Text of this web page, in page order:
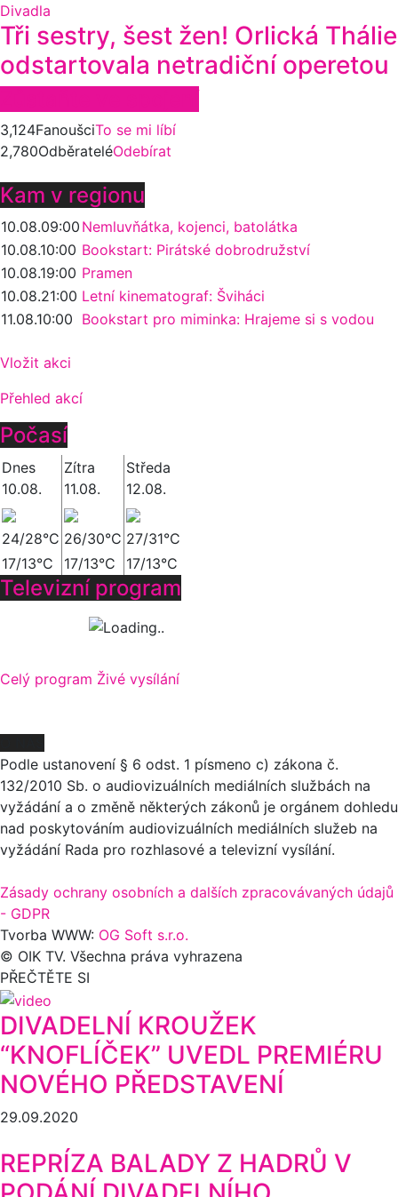
Divadla
Tři sestry, šest žen! Orlická Thálie
odstartovala netradiční operetou
3,124FanoušciTo se mi líbí
2,780OdběrateléOdebírat
Kam v regionu
10.08.09:00 Nemluvňátka, kojenci, batolátka
10.08.10:00 Bookstart: Pirátské dobrodružství
10.08.19:00 Pramen
10.08.21:00 Letní kinematograf: Šviháci
11.08.10:00 Bookstart pro miminka: Hrajeme si s vodou
Vložit akci
Přehled akcí
Počasí
Dnes
10.08.
Zítra
11.08.
Středa
12.08.
24/28°C 26/30°C 27/31°C
17/13°C
17/13°C 17/13°C
Televizní program
Celý program Živé vysílání
Podle ustanovení § 6 odst. 1 písmeno c) zákona č.
132/2010 Sb. o audiovizuálních mediálních službách na
vyžádání a o změně některých zákonů je orgánem dohledu
nad poskytováním audiovizuálních mediálních služeb na
vyžádání Rada pro rozhlasové a televizní vysílání.
Zásady ochrany osobních a dalších zpracovávaných údajů
- GDPR
Tvorba WWW: OG Soft s.r.o.
© OIK TV. Všechna práva vyhrazena
PŘEČTĚTE SI
DIVADELNÍ KROUŽEK
“KNOFLÍČEK” UVEDL PREMIÉRU
NOVÉHO PŘEDSTAVENÍ
29.09.2020
REPRÍZA BALADY Z HADRŮ V